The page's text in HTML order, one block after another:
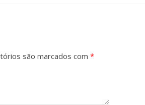
são marcados com *